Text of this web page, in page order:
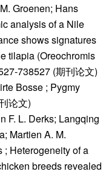
Groenen; Hans
analysis of a Nile
shows signatures
tilapia (Oreochromis
738527 (期刊论文)
Bosse ; Pygmy
论文)
F. L. Derks; Langqing
Martien A. M.
; Heterogeneity of a
breeds revealed